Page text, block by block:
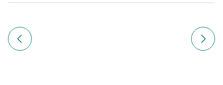
Navigation
de
Article précédent Partir en vacances avec son chien : les
Article